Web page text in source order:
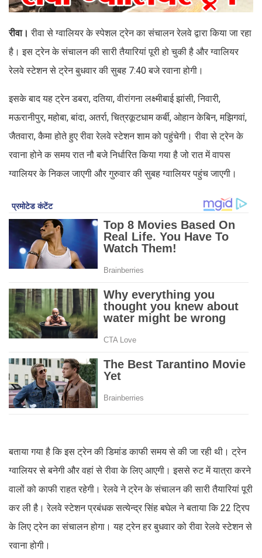
रीवा।रीवा से ग्वालियर के स्पेशल ट्रेन का संचालन रेलवे द्वारा किया जा रहा
है। इस ट्रेन के संचालन की सारी तैयारियां पूरी हो चुकी है और ग्वालियर
रेलवे स्टेशन से ट्रेन बुधवार की सुबह 7:40 बजे रवाना होगी।
इसके बाद यह ट्रेन डबरा, दतिया, वीरांगना लक्ष्मीबाई झांसी, निवारी,
मऊरानीपुर, महोबा, बांदा, अतर्रा, चित्रकूटधाम कर्बी, ओहान केबिन, मझिगवां,
जैतवारा, कैमा होते हुए रीवा रेलवे स्टेशन शाम को पहुंचेगी। रीवा से ट्रेन के
रवाना होने क समय रात नौ बजे निर्धारित किया गया है जो रात में वापस
ग्वालियर के निकल जाएगी और गुरुवार की सुबह ग्वालियर पहुंच जाएगी।
बताया गया है कि इस ट्रेन की डिमांड काफी समय से की जा रही थी। ट्रेन
ग्वालियर से बनेगी और वहां से रीवा के लिए आएगी। इससे रुट में यात्रा करने
वालों को काफी राहत रहेगी। रेलवे ने ट्रेन के संचालन की सारी तैयारियां पूरी
कर ली है। रेलवे स्टेशन प्रबंधक सत्येन्द्र सिंह बघेल ने बताया कि 22 ट्रिप
के लिए ट्रेन का संचालन होगा। यह ट्रेन हर बुधवार को रीवा रेलवे स्टेशन से
रवाना होगी।